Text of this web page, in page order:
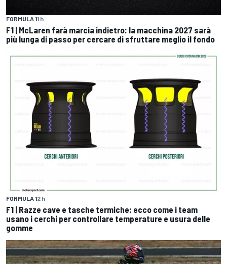
FORMULA 11 h
F1 | McLaren farà marcia indietro: la macchina 2027 sarà
più lunga di passo per cercare di sfruttare meglio il fondo
FORMULA 12 h
F1 | Razze cave e tasche termiche: ecco come i team
usano i cerchi per controllare temperature e usura delle
gomme